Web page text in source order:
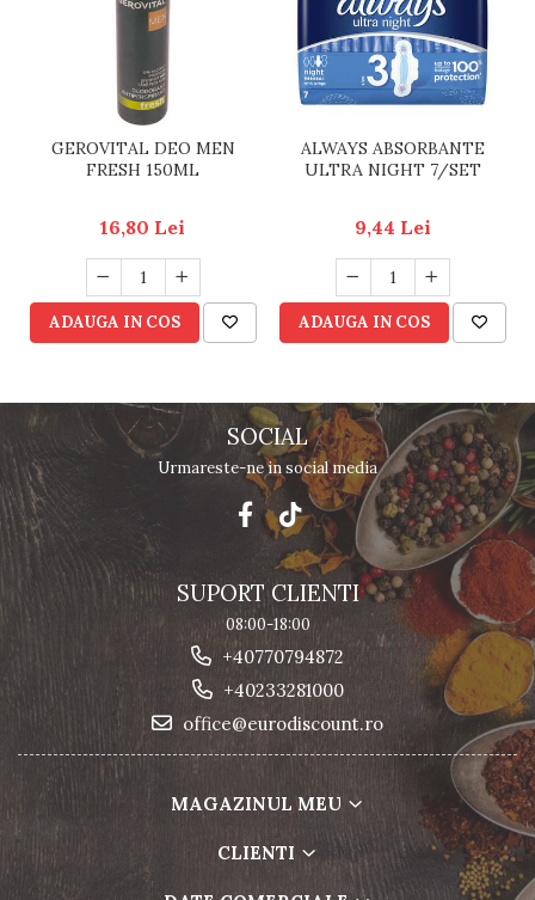
GEROVITAL DEO MEN
FRESH 150ML
16,80 Lei
ADAUGA IN COS
ALWAYS ABSORBANTE
ULTRA NIGHT 7/SET
9,44 Lei
ADAUGA IN COS
SOCIAL
Urmareste-ne in social media
SUPORT CLIENTI
08:00-18:00
+40770794872
+40233281000
office@eurodiscount.ro
MAGAZINUL MEU
CLIENTI